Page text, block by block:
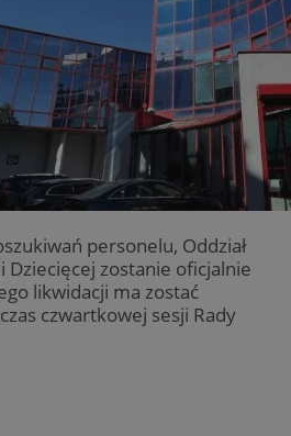
personelu, Oddział
zostanie oficjalnie
likwidacji ma zostać
czwartkowej sesji Rady